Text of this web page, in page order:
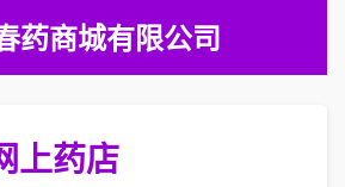
药商城有限公司
上药店